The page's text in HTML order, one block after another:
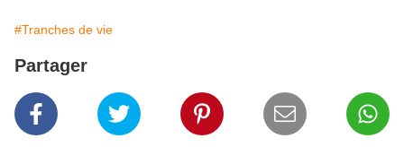
#Tranches de vie
Partager